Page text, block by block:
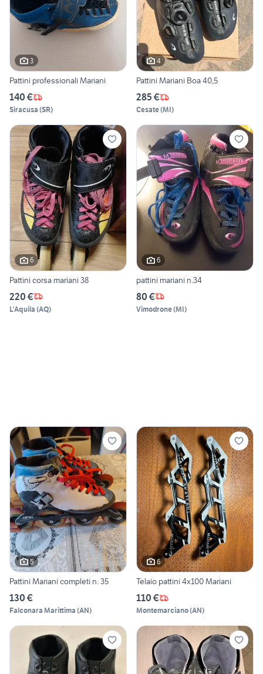
3
Pattini professionali Mariani
140 €
Siracusa (SR)
4
Pattini Mariani Boa 40,5
285 €
Cesate(MI)
6
Pattini corsa mariani 38
220 €
L'Aquila (AQ)
6
pattini mariani n.34
80 €
Vimodrone(MI)
5
Pattini Mariani completi n. 35
130 €
Falconara Marittima (AN)
6
Telaio pattini 4x100 Mariani
110 €
Montemarciano(AN)